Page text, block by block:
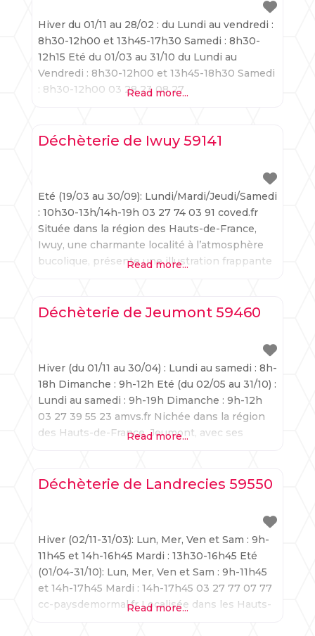
Hiver du 01/11 au 28/02 : du Lundi au vendredi :
8h30-12h00 et 13h45-17h30 Samedi : 8h30-
12h15 Eté du 01/03 au 31/10 du Lundi au
Vendredi : 8h30-12h00 et 13h45-18h30 Samedi
: 8h30-12h00 03 28 23 08 27
patrimoine fortifié singulier, offre une brillante
Read more...
Déchèterie de Iwuy 59141
Eté (19/03 au 30/09): Lundi/Mardi/Jeudi/Samedi
: 10h30-13h/14h-19h 03 27 74 03 91 coved.fr
Située dans la région des Hauts-de-France,
Iwuy, une charmante localité à l’atmosphère
bucolique, présente une illustration frappante
principes écologiques résolus. Gestion des
Read more...
Déchèterie de Jeumont 59460
Hiver (du 01/11 au 30/04) : Lundi au samedi : 8h-
18h Dimanche : 9h-12h Eté (du 02/05 au 31/10) :
Lundi au samedi : 9h-19h Dimanche : 9h-12h
03 27 39 55 23 amvs.fr Nichée dans la région
des Hauts-de-France, Jeumont, avec ses
harmonieuse entre le respect d’un riche
Read more...
Déchèterie de Landrecies 59550
Hiver (02/11-31/03): Lun, Mer, Ven et Sam : 9h-
11h45 et 14h-16h45 Mardi : 13h30-16h45 Eté
(01/04-31/10): Lun, Mer, Ven et Sam : 9h-11h45
et 14h-17h45 Mardi : 14h-17h45 03 27 77 07 77
cc-paysdemormal.fr Localisée dans les Hauts-
Read more...